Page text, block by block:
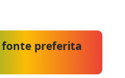
fonte preferita